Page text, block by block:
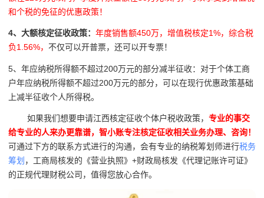
和个税的免征的优惠政策！
4、大额核定征收政策： 年度销售额450万，增值税核定1%，综合税
负1.56%， 不仅可以开普票，还可以开专票！
5、年应纳税所得额不超过200万元的部分减半征收：对于个体工商
户年应纳税所得额不超过200万元的部分，可以在现行优惠政策基础
上减半征收个人所得税。
如果我们想要申请江西核定征收个体户税收政策， 专业的事交
给专业的人来办更靠谱，智小账专注核定征收相关业务办理、咨询！
可通过下方的联系方式进行的沟通，会有专业的纳税筹划师进行税务
筹划 ，工商局核发的《营业执照》+财政局核发《代理记账许可证》
的正规代理财税公司，值得您放心合作。